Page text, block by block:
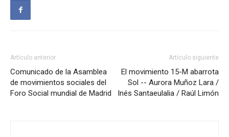
Artículo anterior
Comunicado de la Asamblea
de movimientos sociales del
Foro Social mundial de Madrid
Artículo siguiente
El movimiento 15-M abarrota
Sol -- Aurora Muñoz Lara /
Inés Santaeulalia / Raúl Limón